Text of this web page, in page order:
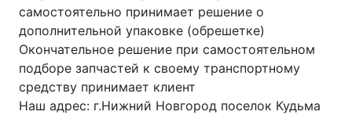
самостоятельно принимает решение о
дополнительной упаковке (обрешетке)
Окончательное решение при самостоятельном
подборе запчастей к своему транспортному
средству принимает клиент
Наш адрес: г.Нижний Новгород поселок Кудьма